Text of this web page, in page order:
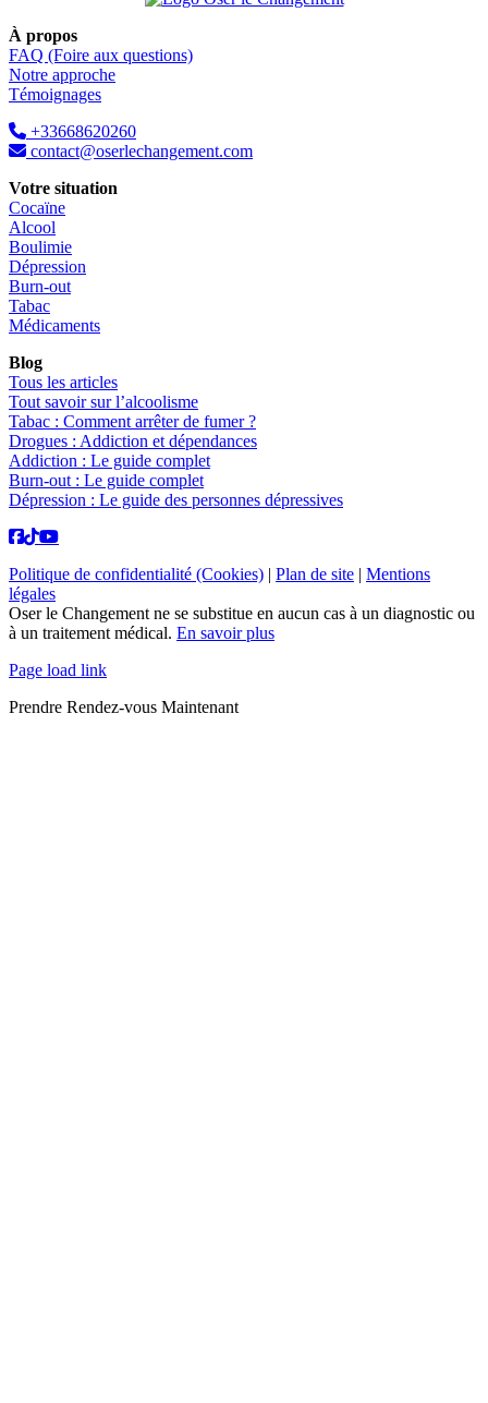
À propos
FAQ (Foire aux questions)
Notre approche
Témoignages
+33668620260
contact@oserlechangement.com
Votre situation
Cocaïne
Alcool
Boulimie
Dépression
Burn-out
Tabac
Médicaments
Blog
Tous les articles
Tout savoir sur l’alcoolisme
Tabac : Comment arrêter de fumer ?
Drogues : Addiction et dépendances
Addiction : Le guide complet
Burn-out : Le guide complet
Dépression : Le guide des personnes dépressives
Politique de confidentialité (Cookies) | Plan de site | Mentions
légales
Oser le Changement ne se substitue en aucun cas à un diagnostic ou
à un traitement médical. En savoir plus
Page load link
Prendre Rendez-vous Maintenant